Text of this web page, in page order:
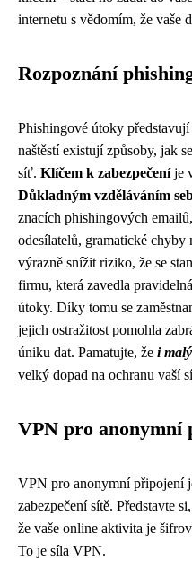
internetu s vědomím, že vaše
Rozpoznání
Phishingové útoky
naštěstí existují způsoby, jak
síť. Klíčem k zabezpečeníje
Důkladným vzděláváním
znacích phishingových
odesílatelů, gramatické
výrazně snížit riziko, že se
firmu, která zavedla
útoky. Díky tomu se
jejich ostražitost pomohla
úniku dat. Pamatujte, že i
velký dopad na ochranu vaší
VPN pro anonymní
VPN pro anonymní připojení
zabezpečení sítě. Představte
že vaše online aktivita je
To je síla VPN.